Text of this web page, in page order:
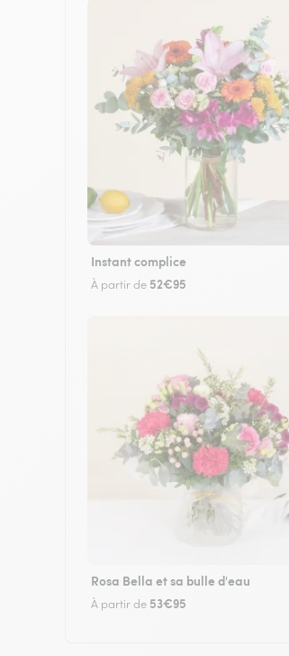
Instant complice
À partir de 52€95
Rosa Bella et sa bulle d'eau
À partir de 53€95